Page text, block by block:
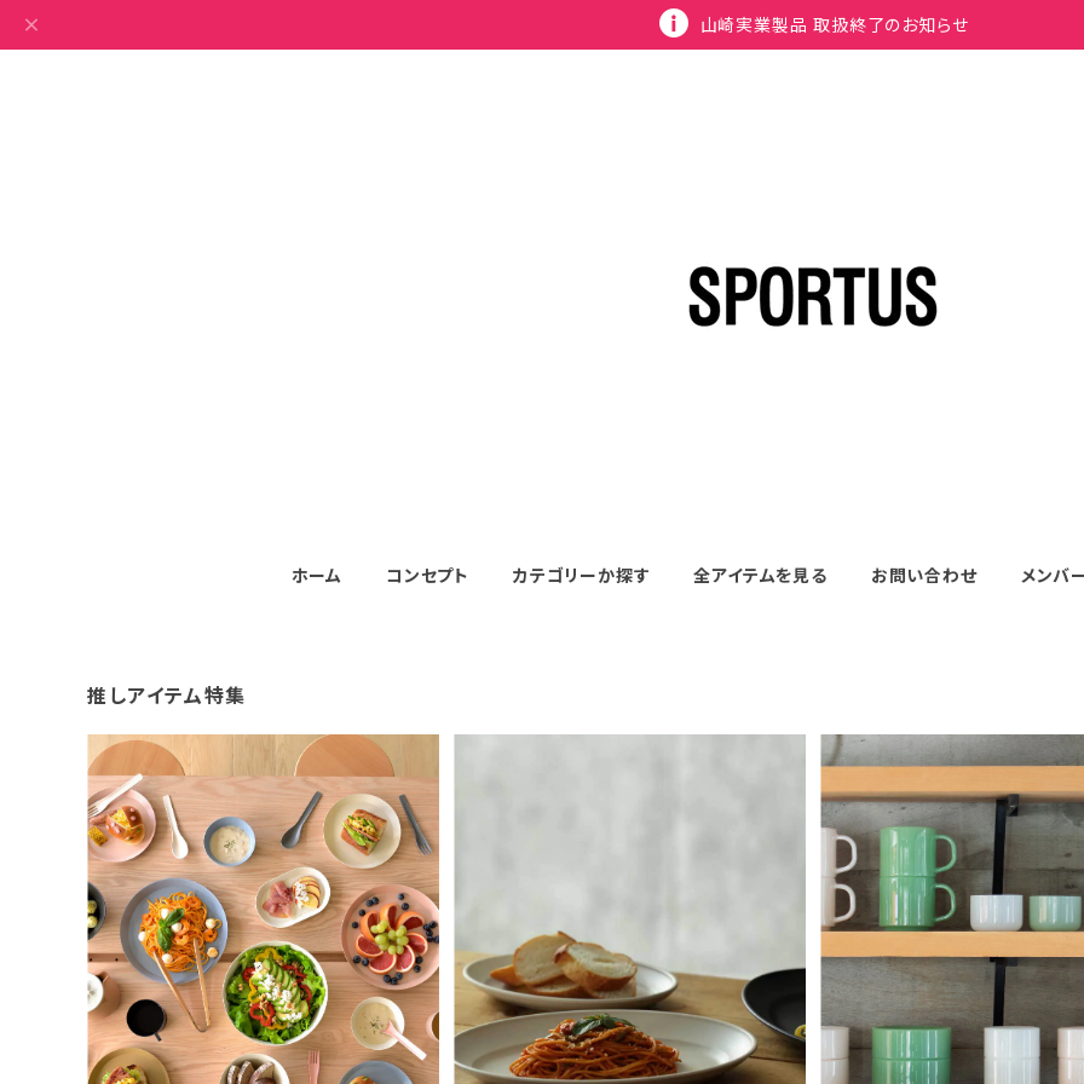
山崎実業製品 取扱終了のお知らせ
ホーム コンセプト カテゴリーか探す 全アイテムを見る お問い合わせ メンバ
推しアイテム特集